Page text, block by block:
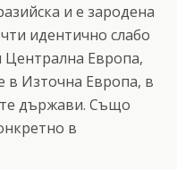
и е зародена
идентично слабо
Централна Европа,
в Източна Европа, в
държави. Също
в